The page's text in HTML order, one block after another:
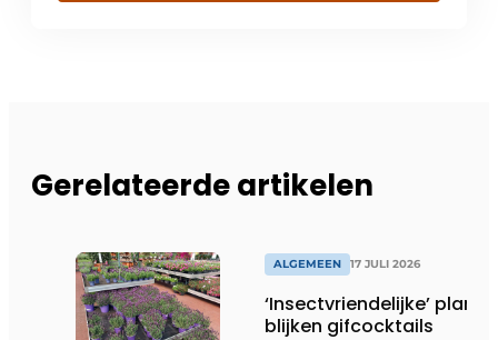
Gerelateerde artikelen
ALGEMEEN 17 JULI 2026
‘Insectvriendelijke’
blijken gifcocktails